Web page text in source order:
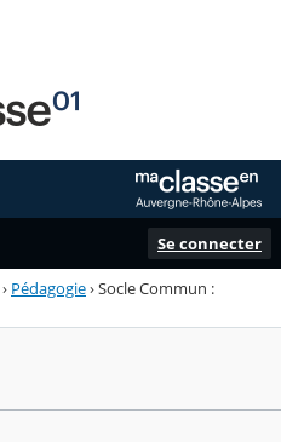
Se connecter
› Pédagogie›Socle Commun :